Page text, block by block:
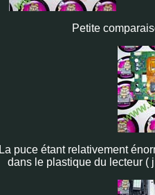
Petite
La puce étant relativement
dans le plastique du lecteur (